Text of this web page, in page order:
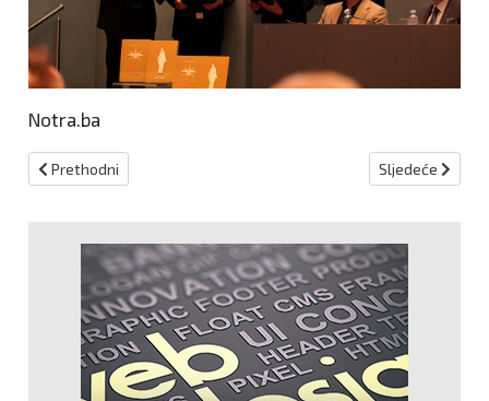
Notra.ba
Prethodni članak: Završen Tjedan Hrvata izvan Hrvatske
Prethodni Sljedeći
Sljedeće